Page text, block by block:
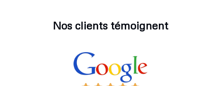
Nos clients témoignent